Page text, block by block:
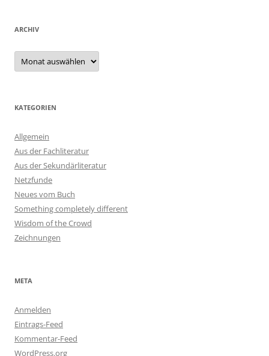
ARCHIV
Archiv
KATEGORIEN
Allgemein
Aus der Fachliteratur
Aus der Sekundärliteratur
Netzfunde
Neues vom Buch
Something completely different
Wisdom of the Crowd
Zeichnungen
META
Anmelden
Eintrags-Feed
Kommentar-Feed
WordPress.org